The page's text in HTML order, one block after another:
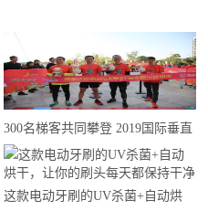
300名梯客共同攀登 2019国际垂直
马拉松超级精英赛顺德海骏达中心
站欢乐开跑
这款电动牙刷的UV杀菌+自动烘